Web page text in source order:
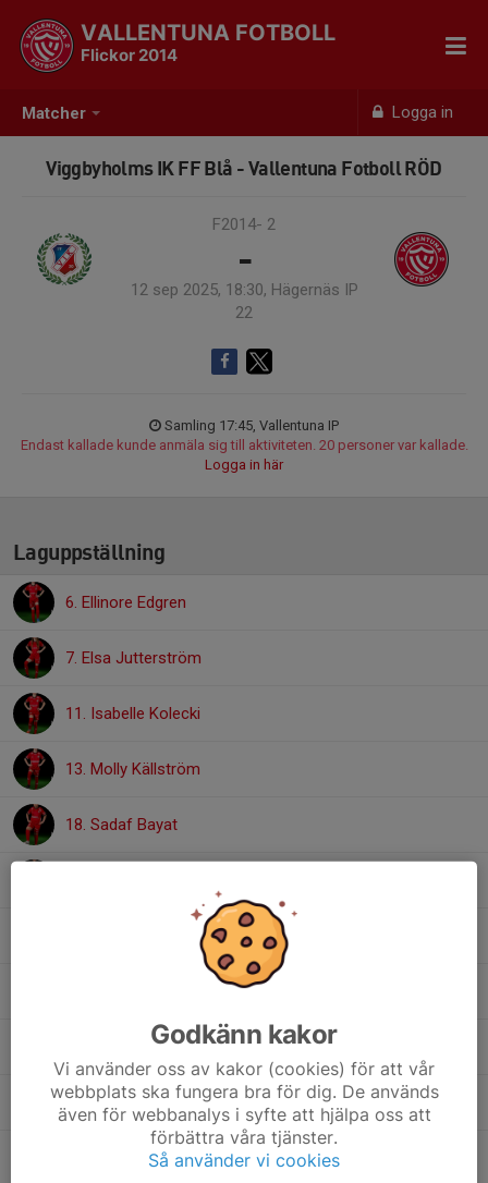
Matcher Logga in
VALLENTUNA FOTBOLL
Flickor 2014
Viggbyholms IK FF Blå - Vallentuna Fotboll RÖD
F2014- 2
-
12 sep 2025, 18:30, Hägernäs IP
22
Samling 17:45, Vallentuna IP
Endast kallade kunde anmäla sig till aktiviteten. 20 personer var kallade.
Logga in här
Laguppställning
6. Ellinore Edgren
7. Elsa Jutterström
11. Isabelle Kolecki
13. Molly Källström
18. Sadaf Bayat
28. Agnes Gianora Eriksson
30. Malin Eriksson
39. Niya Seid
Godkänn kakor
Vi använder oss av kakor (cookies) för att vår
webbplats ska fungera bra för dig. De används
även för webbanalys i syfte att hjälpa oss att
förbättra våra tjänster.
Så använder vi cookies